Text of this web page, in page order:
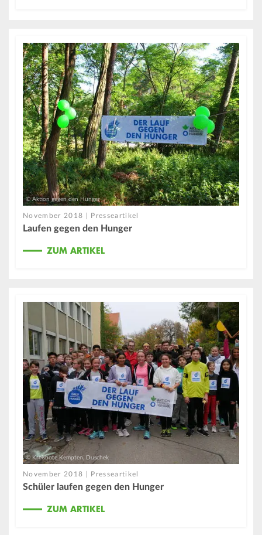
© Aktion gegen den Hunger
November 2018 | Presseartikel
Laufen gegen den Hunger
ZUM ARTIKEL
© Kreisbote Kempten, Duschek
November 2018 | Presseartikel
Schüler laufen gegen den Hunger
ZUM ARTIKEL